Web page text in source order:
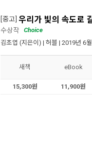
[중고] 우리가 빛의 속도로
수상작
Choice
김초엽 (지은이) | 허블 | 2019년 6월
새책 eBook
15,300원 11,900원